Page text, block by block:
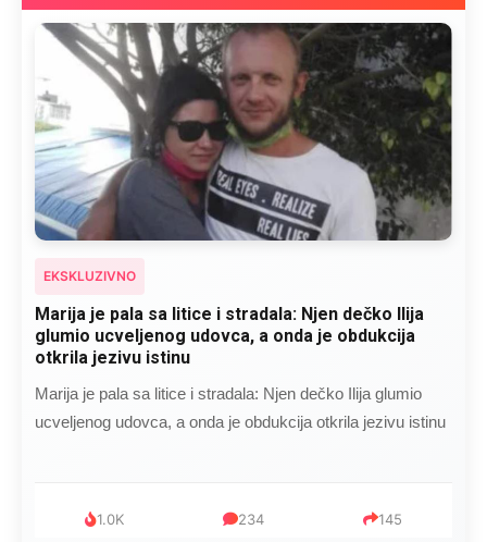
EKSKLUZIVNO
Marija je pala sa litice i stradala: Njen dečko Ilija
glumio ucveljenog udovca, a onda je obdukcija
otkrila jezivu istinu
Marija je pala sa litice i stradala: Njen dečko Ilija glumio
ucveljenog udovca, a onda je obdukcija otkrila jezivu istinu
1.0K 234 145